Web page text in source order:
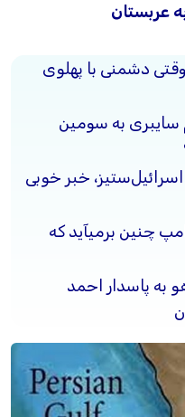
عربستان
دشمنی با پهلوی
سایبری به سومین
خبر خوبی
چنین برمیآید که
به پاسدار احمد